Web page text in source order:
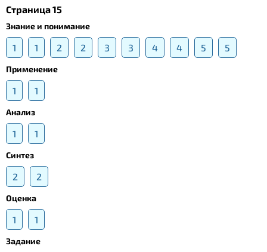
Страница 15
Знание и понимание
1 1 2 2 3 3 4 4 5 5
Применение
1 1
Анализ
1 1
Синтез
2 2
Оценка
1 1
Задание